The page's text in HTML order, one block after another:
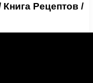
Рецептов /